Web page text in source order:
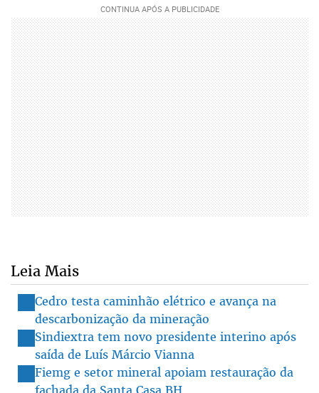
Leia Mais
Cedro testa caminhão elétrico e avança na
descarbonização da mineração
Sindiextra tem novo presidente interino após
saída de Luís Márcio Vianna
Fiemg e setor mineral apoiam restauração da